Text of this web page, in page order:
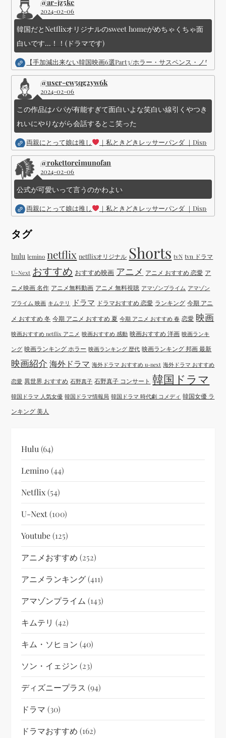
@ar-jz5kc
2024-02-06
韓国だとNetflixオリジナルのsweet homeがめちゃくちゃ面
白いです...！！(ドラマです)
【手加減出来ない韓国映画6選Part3/ホラー・サスペンス・ノワー
@user-ew5qg2yw6k
2024-02-06
この作品はパパが有能すぎて面白いよな笑白い線引くやつき
れいにやりながら会話するとこ笑った
両親にとって娘は推し ｜私ときどきレッサーパンダ ｜Disney (
@rokettoreimunofan
2024-02-06
公式が可愛いって言うのかわよい
両親にとって娘は推し ｜私ときどきレッサーパンダ ｜Disney (
タグ
hulu lemino netflix netflixオリジナル Shorts tvN tvn ドラマ
U-Next おすすめ おすすめ映画 アニメ アニメ おすすめ 恋愛 ア
ニメ映画 名作 アニメ無料動画 アニメ 無料視聴 アマゾンプライム アマゾン
プライム 映画 キムテリ ドラマ ドラマおすすめ 恋愛 ランキング 今期 アニ
メ おすすめ 冬 今期 アニメ おすすめ 夏 今期 アニメ おすすめ 春 恋愛 映画
映画おすすめ netflix アニメ 映画おすすめ 感動 映画おすすめ 洋画 映画ランキ
ング 映画ランキング ホラー 映画ランキング 歴代 映画ランキング 邦画 最新
映画紹介 海外ドラマ 海外ドラマ おすすめ u-next 海外ドラマ おすすめ
恋愛 異世界 おすすめ 石野真子 石野真子 コンサート 韓国ドラマ
韓国ドラマ 人気女優 韓国ドラマ情報局 韓国ドラマ 時代劇 コメディ 韓国女優 ラ
ンキング 美人
Hulu (64)
Lemino (44)
Netflix(54)
U-Next(100)
Youtube(125)
アニメおすすめ (252)
アニメランキング(411)
アマゾンプライム (143)
キムテリ (42)
キム・ソヒョン (40)
ソン・イェジン (23)
ディズニープラス (94)
ドラマ (30)
ドラマおすすめ (162)